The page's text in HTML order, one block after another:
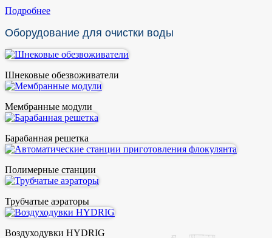
Подробнее
Оборудование для очистки воды
Шнековые обезвоживатели
Мембранные модули
Барабанная решетка
Полимерные станции
Трубчатые аэраторы
Воздуходувки HYDRIG